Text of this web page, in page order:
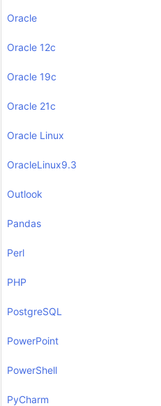
Oracle
Oracle 12c
Oracle 19c
Oracle 21c
Oracle Linux
OracleLinux9.3
Outlook
Pandas
Perl
PHP
PostgreSQL
PowerPoint
PowerShell
PyCharm